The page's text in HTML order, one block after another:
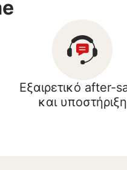
Εξαιρετικό after-
και υποστήριξη